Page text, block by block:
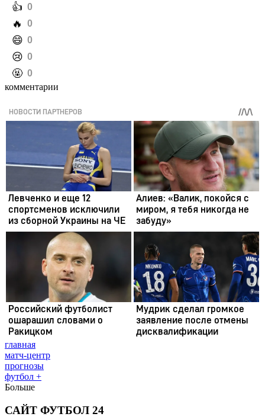
️👍 0
️🔥 0
️😄 0
️😢 0
️🤬 0
комментарии
главная
матч-центр
прогнозы
футбол +
Больше
САЙТ ФУТБОЛ 24